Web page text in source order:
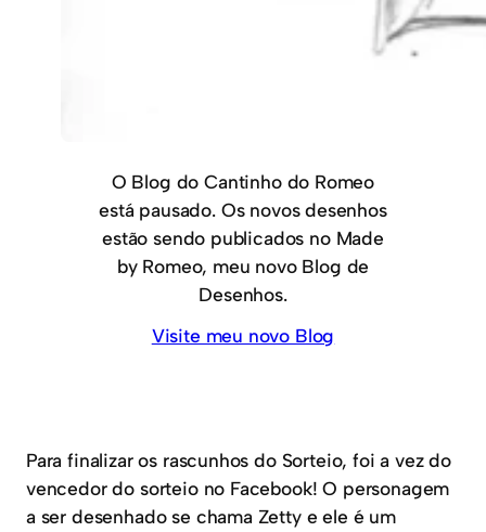
O Blog do Cantinho do Romeo
está pausado. Os novos desenhos
estão sendo publicados no Made
by Romeo, meu novo Blog de
Desenhos.
Visite meu novo Blog
Para finalizar os rascunhos do Sorteio, foi a vez do
vencedor do sorteio no Facebook! O personagem
a ser desenhado se chama Zetty e ele é um